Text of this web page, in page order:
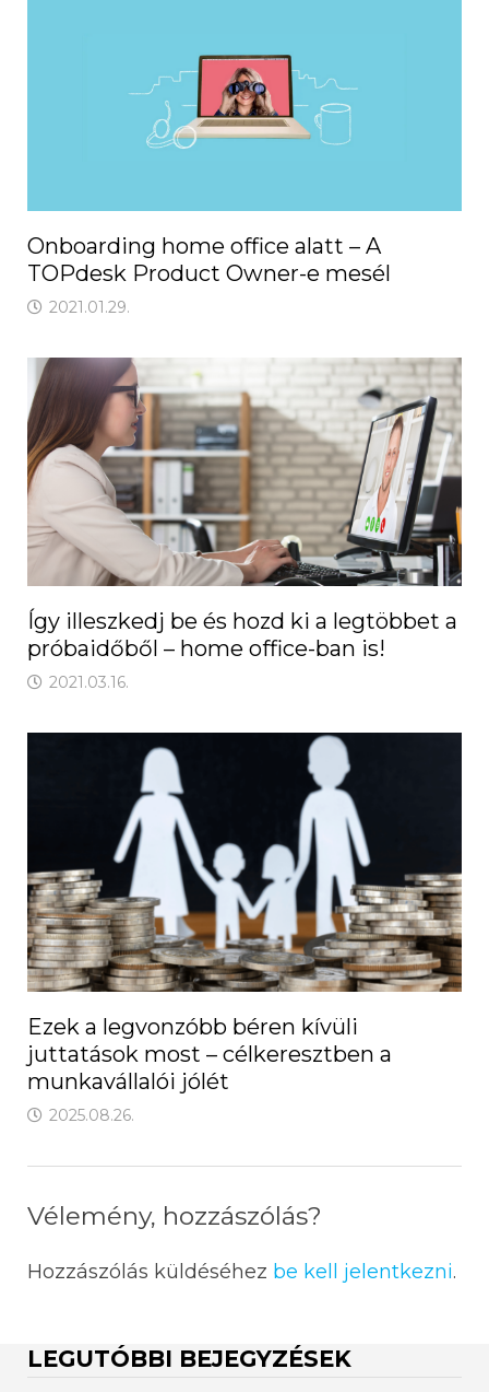
Onboarding home office alatt – A
TOPdesk Product Owner-e mesél
2021.01.29.
Így illeszkedj be és hozd ki a legtöbbet a
próbaidőből – home office-ban is!
2021.03.16.
Ezek a legvonzóbb béren kívüli
juttatások most – célkeresztben a
munkavállalói jólét
2025.08.26.
Vélemény, hozzászólás?
Hozzászólás küldéséhez be kell jelentkezni.
LEGUTÓBBI BEJEGYZÉSEK